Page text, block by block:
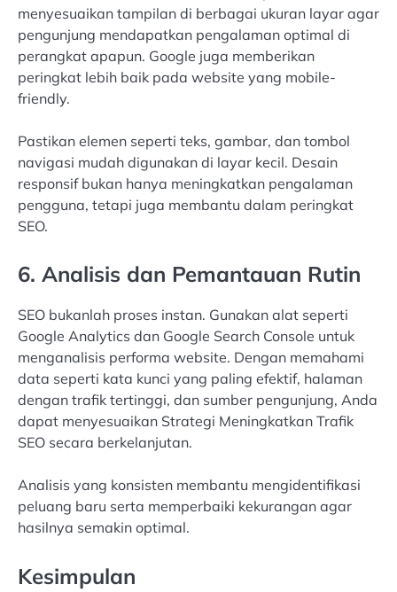
menyesuaikan tampilan di berbagai ukuran layar agar
pengunjung mendapatkan pengalaman optimal di
perangkat apapun. Google juga memberikan
peringkat lebih baik pada website yang mobile-
friendly.
Pastikan elemen seperti teks, gambar, dan tombol
navigasi mudah digunakan di layar kecil. Desain
responsif bukan hanya meningkatkan pengalaman
pengguna, tetapi juga membantu dalam peringkat
SEO.
6. Analisis dan Pemantauan Rutin
SEO bukanlah proses instan. Gunakan alat seperti
Google Analytics dan Google Search Console untuk
menganalisis performa website. Dengan memahami
data seperti kata kunci yang paling efektif, halaman
dengan trafik tertinggi, dan sumber pengunjung, Anda
dapat menyesuaikan Strategi Meningkatkan Trafik
SEO secara berkelanjutan.
Analisis yang konsisten membantu mengidentifikasi
peluang baru serta memperbaiki kekurangan agar
hasilnya semakin optimal.
Kesimpulan